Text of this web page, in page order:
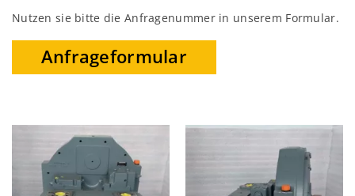
Nutzen sie bitte die Anfragenummer in unserem Formular.
Anfrageformular